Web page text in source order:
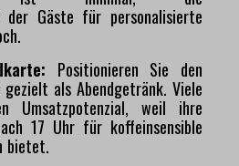
der Gäste für personalisierte
Positionieren Sie den
gezielt als Abendgetränk. Viele
Umsatzpotenzial, weil ihre
17 Uhr für koffeinsensible
bietet.